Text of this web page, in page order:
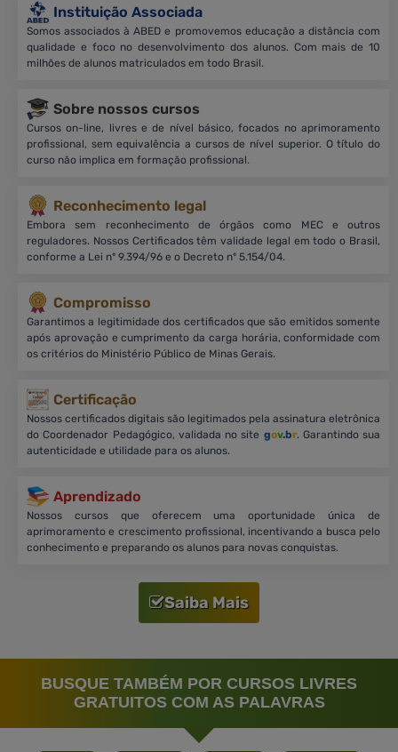
Instituição Associada
Somos associados à ABED e promovemos educação a distância com
qualidade e foco no desenvolvimento dos alunos. Com mais de 10
milhões de alunos matriculados em todo Brasil.
Sobre nossos cursos
Cursos on-line, livres e de nível básico, focados no aprimoramento
profissional, sem equivalência a cursos de nível superior. O título do
curso não implica em formação profissional.
Reconhecimento legal
Embora sem reconhecimento de órgãos como MEC e outros
reguladores. Nossos Certificados têm validade legal em todo o Brasil,
conforme a Lei nº 9.394/96 e o Decreto nº 5.154/04.
Compromisso
Garantimos a legitimidade dos certificados que são emitidos somente
após aprovação e cumprimento da carga horária, conformidade com
os critérios do Ministério Público de Minas Gerais.
Certificação
Nossos certificados digitais são legitimados pela assinatura eletrônica
do Coordenador Pedagógico, validada no site gov.br. Garantindo sua
autenticidade e utilidade para os alunos.
Aprendizado
Nossos cursos que oferecem uma oportunidade única de
aprimoramento e crescimento profissional, incentivando a busca pelo
conhecimento e preparando os alunos para novas conquistas.
Saiba Mais
BUSQUE TAMBÉM POR CURSOS LIVRES
GRATUITOS COM AS PALAVRAS